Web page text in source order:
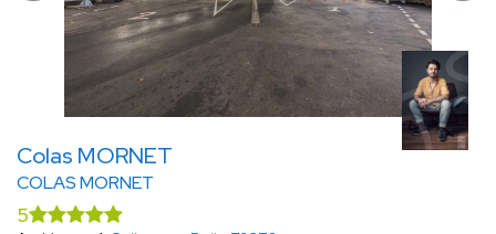
Colas MORNET
COLAS MORNET
5